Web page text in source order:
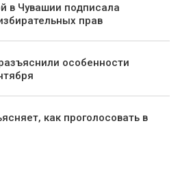
в Чувашии подписала
прав
особенности
как проголосовать в